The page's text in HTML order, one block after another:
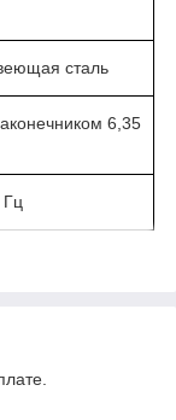
сталь
6,35